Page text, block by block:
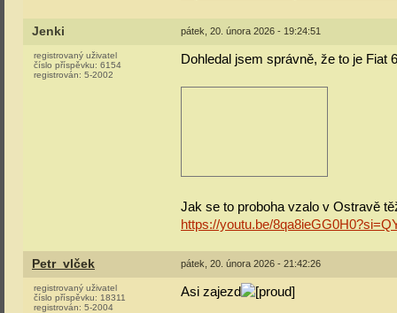
Jenki pátek, 20. února 2026 - 19:24:51
registrovaný uživatel
číslo příspěvku: 6154
registrován: 5-2002
Dohledal jsem správně, že to je Fiat
Jak se to proboha vzalo v Ostravě
https://youtu.be/
Petr_vlček pátek, 20. února 2026 - 21:42:26
registrovaný uživatel
číslo příspěvku: 18311
registrován: 5-2004
Asi zajezd